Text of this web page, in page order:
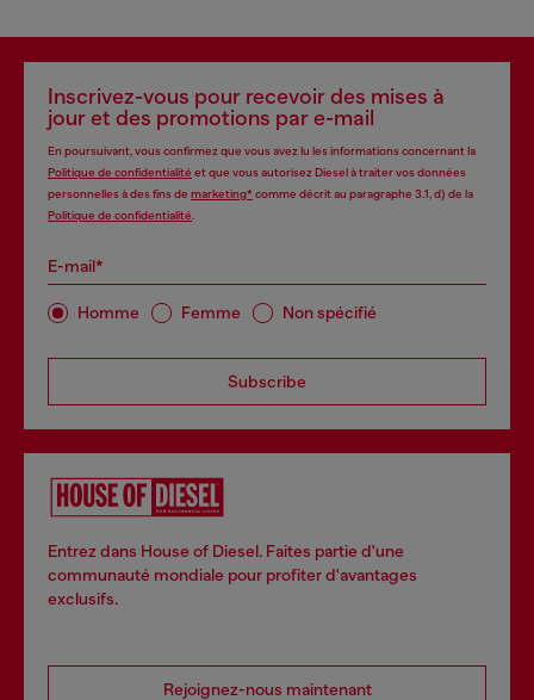
Inscrivez-vous pour recevoir des mises à
jour et des promotions par e-mail
En poursuivant, vous confirmez que vous avez lu les informations concernant la
Politique de confidentialité et que vous autorisez Diesel à traiter vos données
personnelles à des fins de marketing*comme décrit au paragraphe 3.1, d) de la
Politique de confidentialité
E-mail*
Homme Femme Non spécifié
Subscribe
Entrez dans House of Diesel. Faites partie d'une
communauté mondiale pour profiter d'avantages
exclusifs.
Rejoignez-nous maintenant